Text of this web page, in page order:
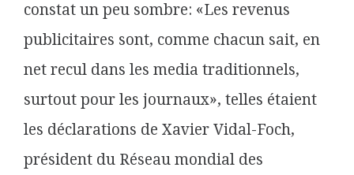
constat un peu sombre: «Les revenus
publicitaires sont, comme chacun sait, en
net recul dans les media traditionnels,
surtout pour les journaux», telles étaient
les déclarations de Xavier Vidal-Foch,
président du Réseau mondial des